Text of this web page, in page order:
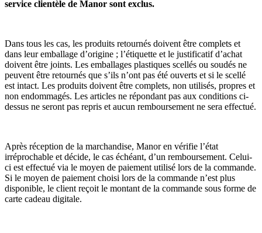
service clientèle de Manor sont exclus.
Dans tous les cas, les produits retournés doivent être complets et
dans leur emballage d’origine ; l’étiquette et le justificatif d’achat
doivent être joints. Les emballages plastiques scellés ou soudés ne
peuvent être retournés que s’ils n’ont pas été ouverts et si le scellé
est intact. Les produits doivent être complets, non utilisés, propres et
non endommagés. Les articles ne répondant pas aux conditions ci-
dessus ne seront pas repris et aucun remboursement ne sera effectué.
Après réception de la marchandise, Manor en vérifie l’état
irréprochable et décide, le cas échéant, d’un remboursement. Celui-
ci est effectué via le moyen de paiement utilisé lors de la commande.
Si le moyen de paiement choisi lors de la commande n’est plus
disponible, le client reçoit le montant de la commande sous forme de
carte cadeau digitale.